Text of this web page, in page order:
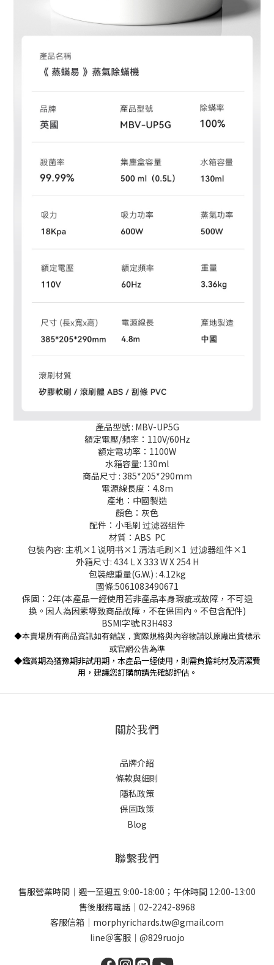
產品型號 : MBV-UP5G
額定電壓/頻率：110V/60Hz
額定電功率：1100W
水箱容量: 130ml
商品尺寸 : 385*205*290mm
電源線長度：4.8m
產地：中國製造
顏色：灰色
配件：小毛刷 过滤器组件
材質：ABS PC
包裝內容: 主机×1 说明书×1 清洁毛刷×1 过滤器组件×1
外箱尺寸: 434 L X 333 W X 254 H
包裝總重量(G.W.) : 4.12kg
國條:5061083490671
保固：2年(本產品一經使用若非產品本身瑕疵或故障，不可退
換。因人為因素導致商品故障，不在保固內。不包含配件)
BSMI字號:R3H483
◆本賣場所有商品資訊如有錯誤，實際規格與內容物請以原廠出貨標示
或官網公告為準
◆鑑賞期為猶豫期非試用期，本產品一經使用，則需負擔耗材及清潔費
用，建議您訂購前請先確認評估。
關於我們
品牌介紹
條款與細則
隱私政策
保固政策
Blog
聯繫我們
售服營業時間｜週一至週五 9:00-18:00；午休時間 12:00-13:00
售後服務電話｜02-2242-8968
客服信箱｜morphyrichards.tw@gmail.com
line＠客服｜@829ruojo